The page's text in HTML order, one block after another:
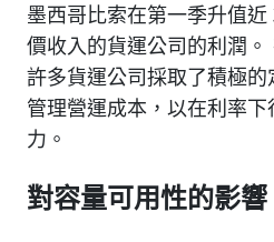
墨西哥比索在第一季升值
價收入的貨運公司的利潤。
許多貨運公司採取了積極
管理營運成本，以在利率
力。
對容量可用性的影響